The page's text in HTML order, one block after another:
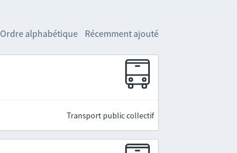
Ordre alphabétique Récemment ajouté
Transport public collectif